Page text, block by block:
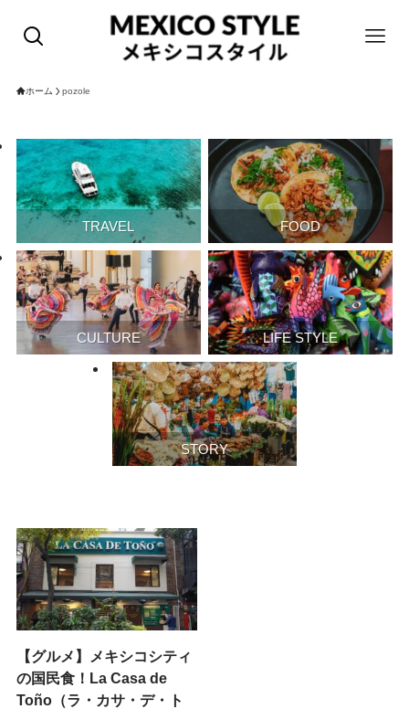
ホーム pozole
TRAVEL FOOD
CULTURE LIFE STYLE
STORY
【グルメ】メキシコシティ
の国民食！La Casa de
Toño（ラ・カサ・デ・ト